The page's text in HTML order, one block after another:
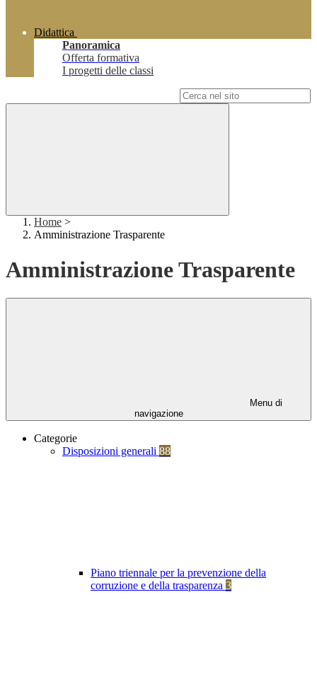
Didattica
Panoramica
Offerta formativa
I progetti delle classi
Home >
Amministrazione Trasparente
Amministrazione Trasparente
Menu di
navigazione
Categorie
Disposizioni generali 88
Piano triennale per la prevenzione della
corruzione e della trasparenza 3